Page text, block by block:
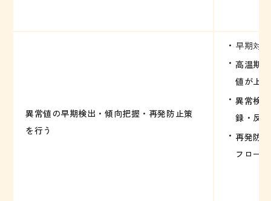
異常値の早期検出・傾向把握・再発防止策
を行う
早期対
高温期
値が上
異常検
録・反
再発防
フロー